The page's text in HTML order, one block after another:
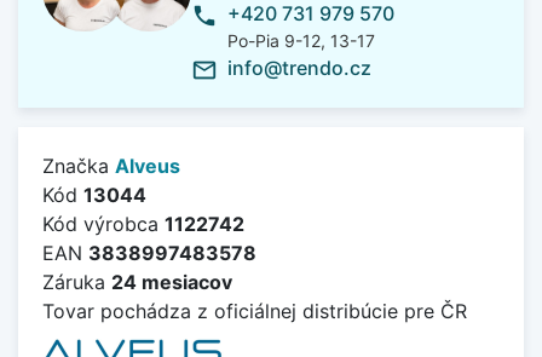
phone +420 731 979 570
Po-Pia 9-12, 13-17
mail_outline info@trendo.cz
Značka Alveus
Kód 13044
Kód výrobca 1122742
EAN 3838997483578
Záruka 24 mesiacov
Tovar pochádza z oficiálnej distribúcie pre ČR